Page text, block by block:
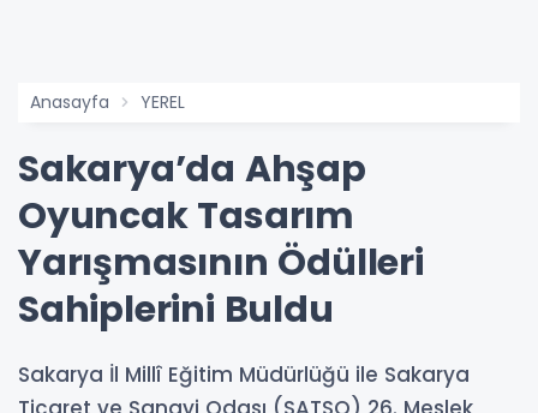
Anasayfa YEREL
Sakarya’da Ahşap
Oyuncak Tasarım
Yarışmasının Ödülleri
Sahiplerini Buldu
Sakarya İl Millî Eğitim Müdürlüğü ile Sakarya